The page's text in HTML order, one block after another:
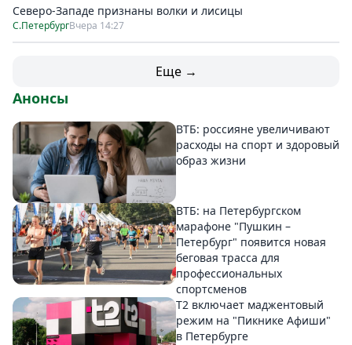
Северо-Западе признаны волки и лисицы
С.ПетербургВчера 14:27
Еще →
Анонсы
ВТБ: россияне увеличивают
расходы на спорт и здоровый
образ жизни
ВТБ: на Петербургском
марафоне "Пушкин –
Петербург" появится новая
беговая трасса для
профессиональных
спортсменов
Т2 включает маджентовый
режим на "Пикнике Афиши"
в Петербурге